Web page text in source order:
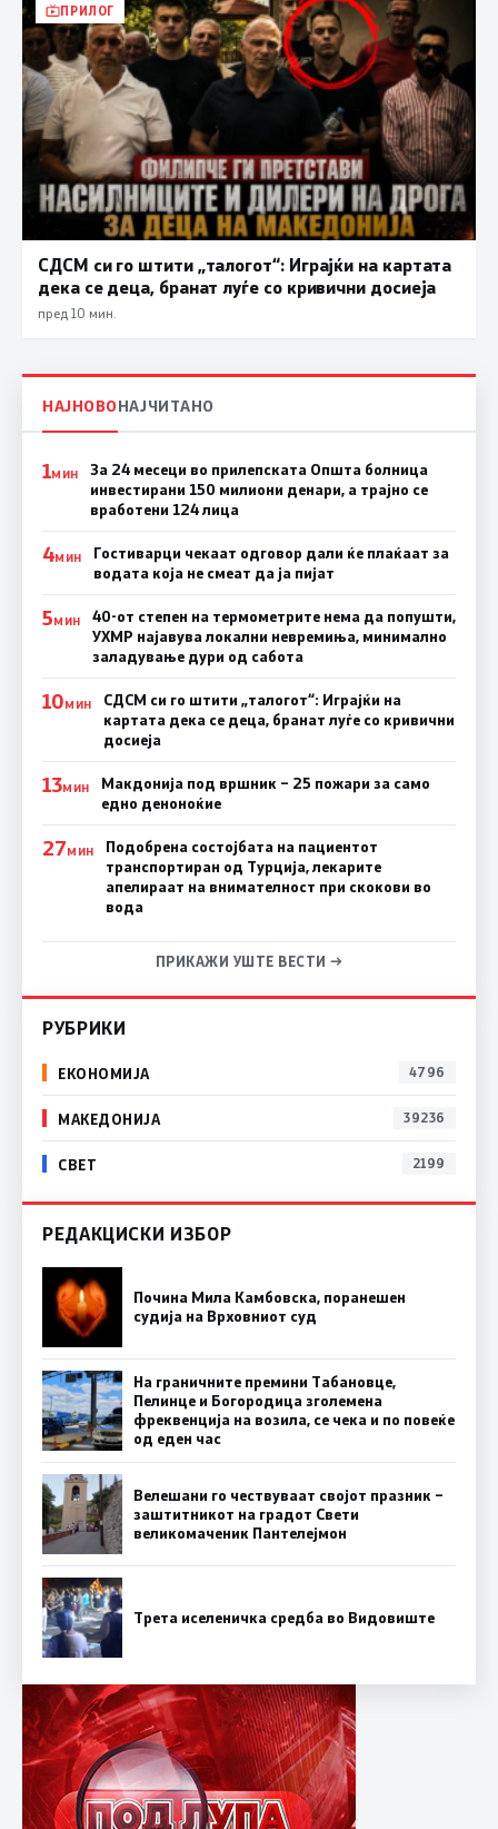
ПРИЛОГ
СДСМ си го штити „талогот“: Играјќи на картата
дека се деца, бранат луѓе со кривични досиеја
пред 10 мин.
НАЈНОВОНАЈЧИТАНО
1МИН
За 24 месеци во прилепската Општа болница
инвестирани 150 милиони денари, а трајно се
вработени 124 лица
4МИН
Гостиварци чекаат одговор дали ќе плаќаат за
водата која не смеат да ја пијат
5МИН
40-от степен на термометрите нема да попушти,
УХМР најавува локални невремиња, минимално
заладување дури од сабота
10МИН
СДСМ си го штити „талогот“: Играјќи на
картата дека се деца, бранат луѓе со кривични
досиеја
13МИН
Макдонија под вршник – 25 пожари за само
едно деноноќие
27МИН
Подобрена состојбата на пациентот
транспортиран од Турција, лекарите
апелираат на внимателност при скокови во
вода
ПРИКАЖИ УШТЕ ВЕСТИ →
РУБРИКИ
ЕКОНОМИЈА 4796
МАКЕДОНИЈА 39236
СВЕТ 2199
РЕДАКЦИСКИ ИЗБОР
Почина Мила Камбовска, поранешен
судија на Врховниот суд
На граничните премини Табановце,
Пелинце и Богородица зголемена
фреквенција на возила, се чека и по повеќе
од еден час
Велешани го чествуваат својот празник –
заштитникот на градот Свети
великомаченик Пантелејмон
Трета иселеничка средба во Видовиште